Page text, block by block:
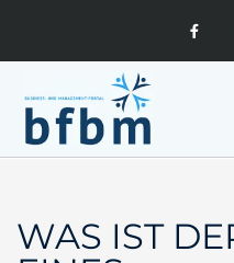
WAS IST